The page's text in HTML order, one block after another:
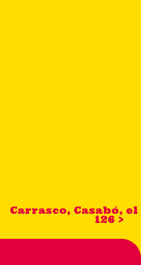
Carrasco, Casabó, el
126 >